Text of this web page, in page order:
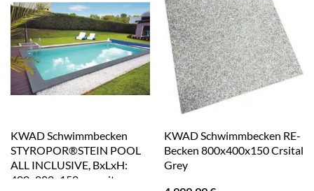
KWAD Schwimmbecken
STYROPOR®STEIN POOL
ALL INCLUSIVE, BxLxH:
400x800x150 cm, mit
KWAD Schwimmbecken RE-
Becken 800x400x150 Crsital
Grey